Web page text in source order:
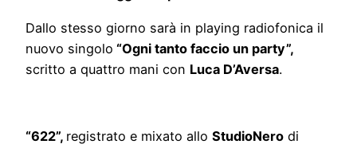
Dallo stesso giorno sarà in playing radiofonica il
nuovo singolo “Ogni tanto faccio un party”,
scritto a quattro mani con Luca D’Aversa.
“622”, registrato e mixato allo StudioNero di